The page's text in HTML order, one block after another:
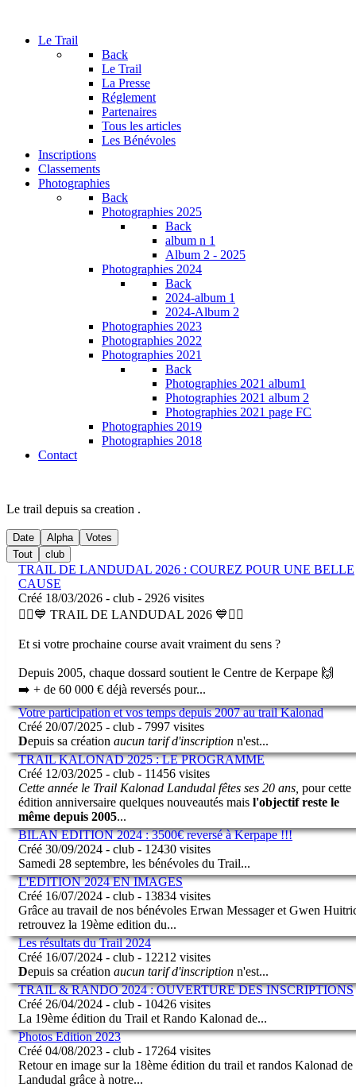
Le Trail
Back
Le Trail
La Presse
Réglement
Partenaires
Tous les articles
Les Bénévoles
Inscriptions
Classements
Photographies
Back
Photographies 2025
Back
album n 1
Album 2 - 2025
Photographies 2024
Back
2024-album 1
2024-Album 2
Photographies 2023
Photographies 2022
Photographies 2021
Back
Photographies 2021 album1
Photographies 2021 album 2
Photographies 2021 page FC
Photographies 2019
Photographies 2018
Contact
Le trail depuis sa creation .
Date Alpha
Votes
Tout
club
TRAIL DE LANDUDAL 2026 : COUREZ POUR UNE BELLE
CAUSE
Créé 18/03/2026 - club - 2926 visites
🏃‍♂️💙 TRAIL DE LANDUDAL 2026 💙🏃‍♀️
Et si votre prochaine course avait vraiment du sens ?
Depuis 2005, chaque dossard soutient le Centre de Kerpape 🙌
➡️ + de 60 000 € déjà reversés pour...
Votre participation et vos temps depuis 2007 au trail Kalonad
Créé 20/07/2025 - club - 7997 visites
Depuis sa création aucun tarif d'inscription n'est...
TRAIL KALONAD 2025 : LE PROGRAMME
Créé 12/03/2025 - club - 11456 visites
Cette année le Trail Kalonad Landudal fêtes ses 20 ans, pour cette
édition anniversaire quelques nouveautés mais l'objectif reste le
même depuis 2005...
BILAN EDITION 2024 : 3500€ reversé à Kerpape !!!
Créé 30/09/2024 - club - 12430 visites
Samedi 28 septembre, les bénévoles du Trail...
L'EDITION 2024 EN IMAGES
Créé 16/07/2024 - club - 13834 visites
Grâce au travail de nos bénévoles Erwan Messager et Gwen
retrouvez la 19ème edition du...
Les résultats du Trail 2024
Créé 16/07/2024 - club - 12212 visites
Depuis sa création aucun tarif d'inscription n'est...
TRAIL & RANDO 2024 : OUVERTURE DES INSCRIPTIONS
Créé 26/04/2024 - club - 10426 visites
La 19ème édition du Trail et Rando Kalonad de...
Photos Edition 2023
Créé 04/08/2023 - club - 17264 visites
Retour en image sur la 18ème édition du trail et randos Kalonad de
Landudal grâce à notre...